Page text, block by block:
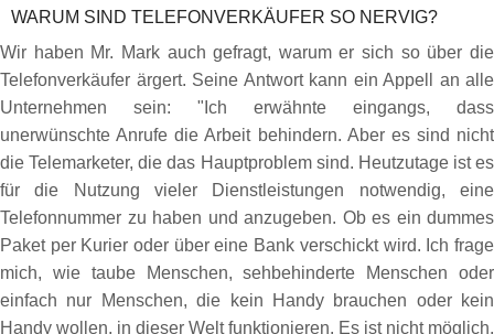
WARUM SIND TELEFONVERKÄUFER SO NERVIG?
Wir haben Mr. Mark auch gefragt, warum er sich so über die
Telefonverkäufer ärgert. Seine Antwort kann ein Appell an alle
Unternehmen sein: "Ich erwähnte eingangs, dass
unerwünschte Anrufe die Arbeit behindern. Aber es sind nicht
die Telemarketer, die das Hauptproblem sind. Heutzutage ist es
für die Nutzung vieler Dienstleistungen notwendig, eine
Telefonnummer zu haben und anzugeben. Ob es ein dummes
Paket per Kurier oder über eine Bank verschickt wird. Ich frage
mich, wie taube Menschen, sehbehinderte Menschen oder
einfach nur Menschen, die kein Handy brauchen oder kein
Handy wollen, in dieser Welt funktionieren. Es ist nicht möglich,